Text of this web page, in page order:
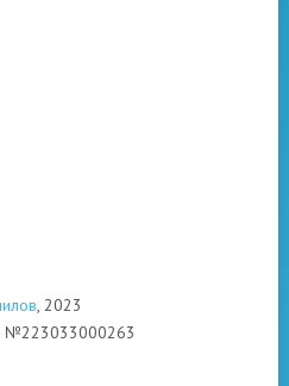
, 2023
№223033000263